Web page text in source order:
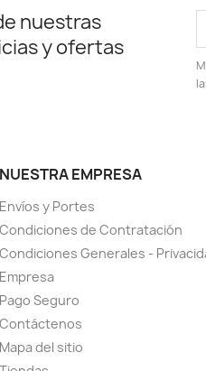
nuestras
y ofertas
NUESTRA EMPRESA
Envíos y Portes
Condiciones de Contratación
Condiciones Generales -
Empresa
Pago Seguro
Contáctenos
Mapa del sitio